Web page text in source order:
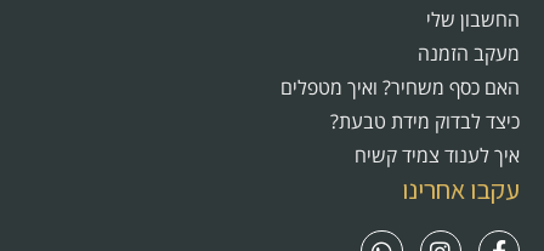
החשבון שלי
מעקב הזמנה
האם כסף משחיר? ואיך מטפלים
כיצד לבדוק מידת טבעת?
איך לענוד צמיד קשיח
עקבו אחרינו